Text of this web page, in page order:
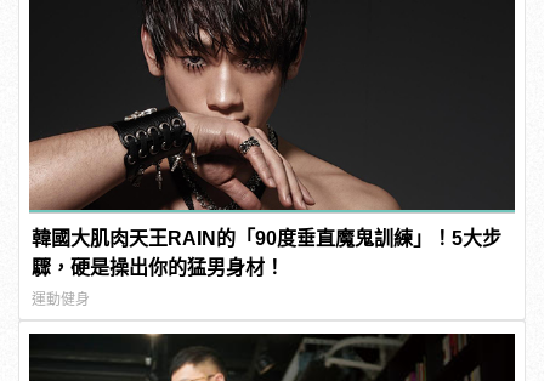
韓國大肌肉天王RAIN的「90度垂直魔鬼訓練」！5大步
驟，硬是操出你的猛男身材！
運動健身